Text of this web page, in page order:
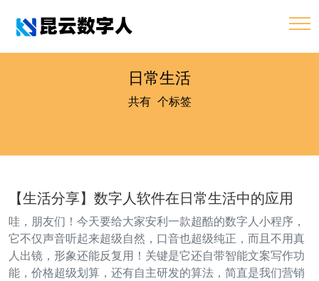
日常生活
共有1 个标签
【生活分享】数字人软件在日常生活中的应用
哇，朋友们！今天要给大家安利一款超酷的数字人小程序，
它不仅声音听起来超级自然，口音也超级纯正，而且不用真
人出镜，形象还能反复用！关键是它还自带智能文案写作功
能，价格超级划算，还有自主研发的算法，简直是我们营销